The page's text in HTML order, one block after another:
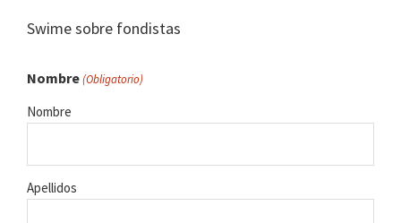
Swime sobre fondistas
Nombre(Obligatorio)
Nombre
Apellidos